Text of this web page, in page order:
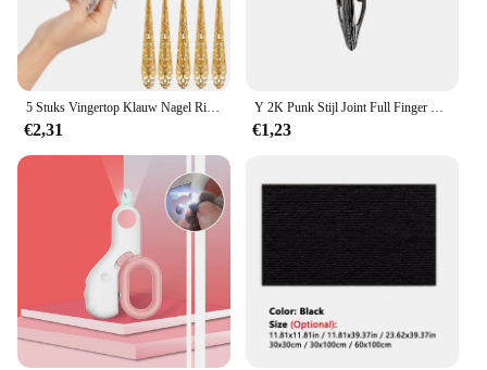
5 Stuks Vingertop Klauw Nagel Ring Decoratie Accessoire Vinger Gewricht Beschermer Halloween Cosplay Drama Dance Performance
€2,31
Y 2K Punk Stijl Joint Full Finger Ring Klauw Lus Ringen Voor Vrouwen Mannen Halloween Cosplay Kostuum Feest Sieraden
€1,23